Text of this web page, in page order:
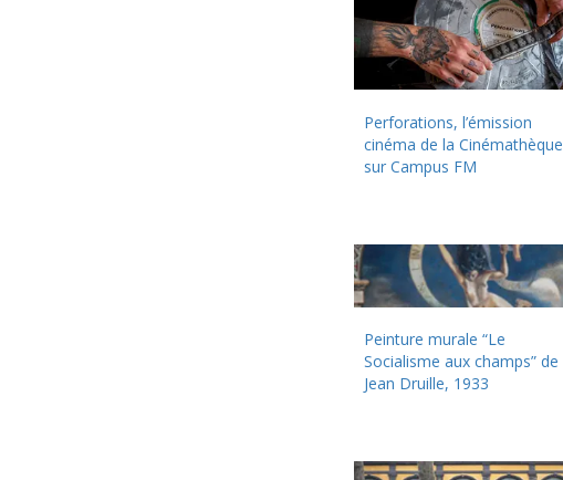
Perforations, l’émission
cinéma de la Cinémathèque
sur Campus FM
Peinture murale “Le
Socialisme aux champs” de
Jean Druille, 1933